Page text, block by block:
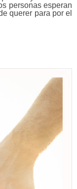
personas esperan
querer para por el